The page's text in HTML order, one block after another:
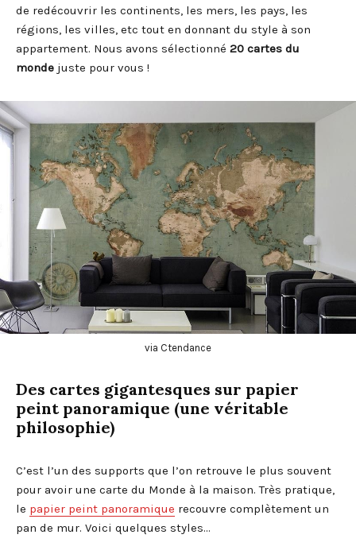
de redécouvrir les continents, les mers, les pays, les
régions, les villes, etc tout en donnant du style à son
appartement. Nous avons sélectionné 20 cartes du
monde juste pour vous !
via Ctendance
Des cartes gigantesques sur papier
peint panoramique (une véritable
philosophie)
C’est l’un des supports que l’on retrouve le plus souvent
pour avoir une carte du Monde à la maison. Très pratique,
le papier peint panoramique recouvre complètement un
pan de mur. Voici quelques styles…